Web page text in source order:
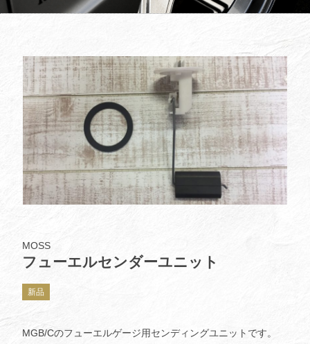
ブログ
Company
会社概要
採用情報
MOSS
フューエルセンダーユニット
新品
MGB/Cのフューエルゲージ用センディングユニットです。